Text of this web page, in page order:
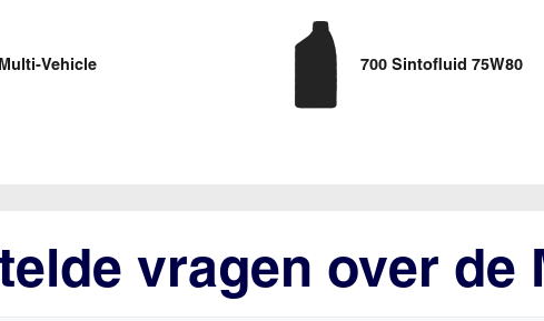
Vehicle 700 Sintofluid 75W80
vragen over de